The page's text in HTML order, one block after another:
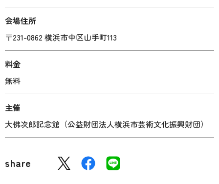
会場住所
〒231-0862 横浜市中区山手町113
料金
無料
主催
大佛次郎記念館（公益財団法人横浜市芸術文化振興財団）
share